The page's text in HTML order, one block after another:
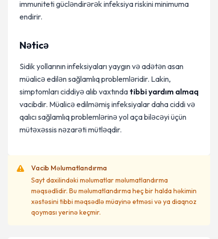
immuniteti gücləndirərək infeksiya riskini minimuma
endirir.
Nəticə
Sidik yollarının infeksiyaları yaygın və adətən asan
müalicə edilən sağlamlıq problemləridir. Lakin,
simptomları ciddiyə alıb vaxtında tibbi yardım almaq
vacibdir. Müalicə edilməmiş infeksiyalar daha ciddi və
qalıcı sağlamlıq problemlərinə yol aça biləcəyi üçün
mütəxəssis nəzarəti mütləqdir.
Vacib Məlumatlandırma
Sayt daxilindəki məlumatlar məlumatlandırma
məqsədlidir. Bu məlumatlandırma heç bir halda həkimin
xəstəsini tibbi məqsədlə müayinə etməsi və ya diaqnoz
qoyması yerinə keçmir.